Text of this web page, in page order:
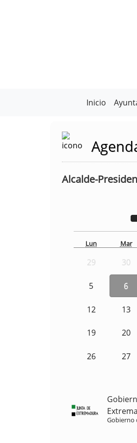
Inicio
Alcalde-
Lun Mar
29 30
5 6
12 13
19 20
26 27
Gobierno